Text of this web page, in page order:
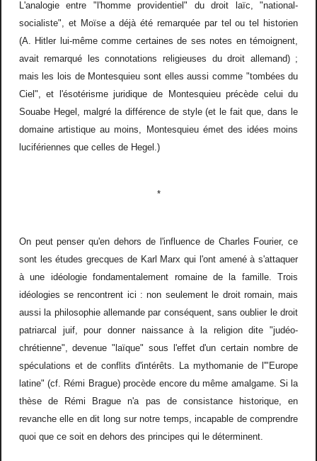
L'analogie entre "l'homme providentiel" du droit laïc, "national-
socialiste", et Moïse a déjà été remarquée par tel ou tel historien
(A. Hitler lui-même comme certaines de ses notes en témoignent,
avait remarqué les connotations religieuses du droit allemand) ;
mais les lois de Montesquieu sont elles aussi comme "tombées du
Ciel", et l'ésotérisme juridique de Montesquieu précède celui du
Souabe Hegel, malgré la différence de style (et le fait que, dans le
domaine artistique au moins, Montesquieu émet des idées moins
lucifériennes que celles de Hegel.)
*
On peut penser qu'en dehors de l'influence de Charles Fourier, ce
sont les études grecques de Karl Marx qui l'ont amené à s'attaquer
à une idéologie fondamentalement romaine de la famille. Trois
idéologies se rencontrent ici : non seulement le droit romain, mais
aussi la philosophie allemande par conséquent, sans oublier le droit
patriarcal juif, pour donner naissance à la religion dite "judéo-
chrétienne", devenue "laïque" sous l'effet d'un certain nombre de
spéculations et de conflits d'intérêts. La mythomanie de l'"Europe
latine" (cf. Rémi Brague) procède encore du même amalgame. Si la
thèse de Rémi Brague n'a pas de consistance historique, en
revanche elle en dit long sur notre temps, incapable de comprendre
quoi que ce soit en dehors des principes qui le déterminent.